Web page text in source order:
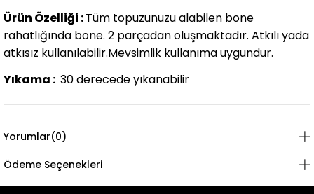
Ürün Özelliği :Tüm topuzunuzu alabilen bone
rahatlığında bone. 2 parçadan oluşmaktadır. Atkılı yada
atkısız kullanılabilir.Mevsimlik kullanıma uygundur.
Yıkama : 30 derecede yıkanabilir
Yorumlar(0)
Ödeme Seçenekleri